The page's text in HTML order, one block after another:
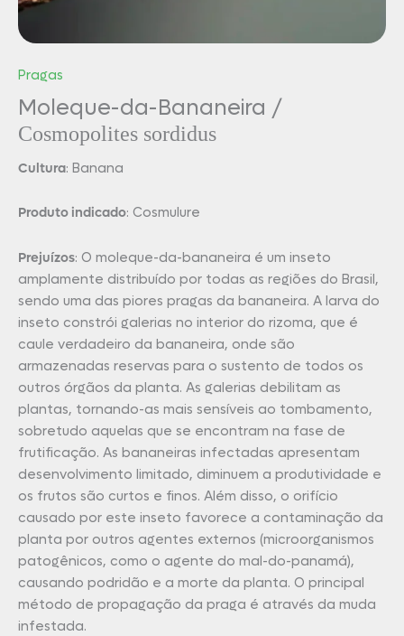
Pragas
Moleque-da-Bananeira /
Cosmopolites sordidus
Cultura: Banana
Produto indicado: Cosmulure
Prejuízos: O moleque-da-bananeira é um inseto
amplamente distribuído por todas as regiões do Brasil,
sendo uma das piores pragas da bananeira. A larva do
inseto constrói galerias no interior do rizoma, que é
caule verdadeiro da bananeira, onde são
armazenadas reservas para o sustento de todos os
outros órgãos da planta. As galerias debilitam as
plantas, tornando-as mais sensíveis ao tombamento,
sobretudo aquelas que se encontram na fase de
frutificação. As bananeiras infectadas apresentam
desenvolvimento limitado, diminuem a produtividade e
os frutos são curtos e finos. Além disso, o orifício
causado por este inseto favorece a contaminação da
planta por outros agentes externos (microorganismos
patogênicos, como o agente do mal-do-panamá),
causando podridão e a morte da planta. O principal
método de propagação da praga é através da muda
infestada.